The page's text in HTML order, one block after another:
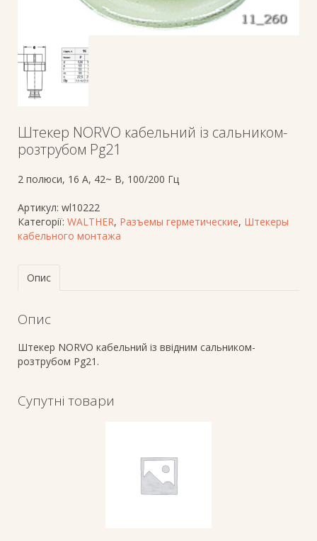
Штекер NORVO кабельний із сальником-
розтрубом Pg21
2 полюси, 16 A, 42~ В, 100/200 Гц
Артикул: wl10222
Категорії: WALTHER, Разъемы герметические, Штекеры
кабельного монтажа
Опис
Опис
Штекер NORVO кабельний із ввідним сальником-
розтрубом Pg21.
Супутні товари